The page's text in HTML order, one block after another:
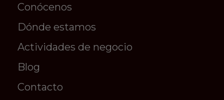
Conócenos
Dónde estamos
Actividades de negocio
Blog
Contacto